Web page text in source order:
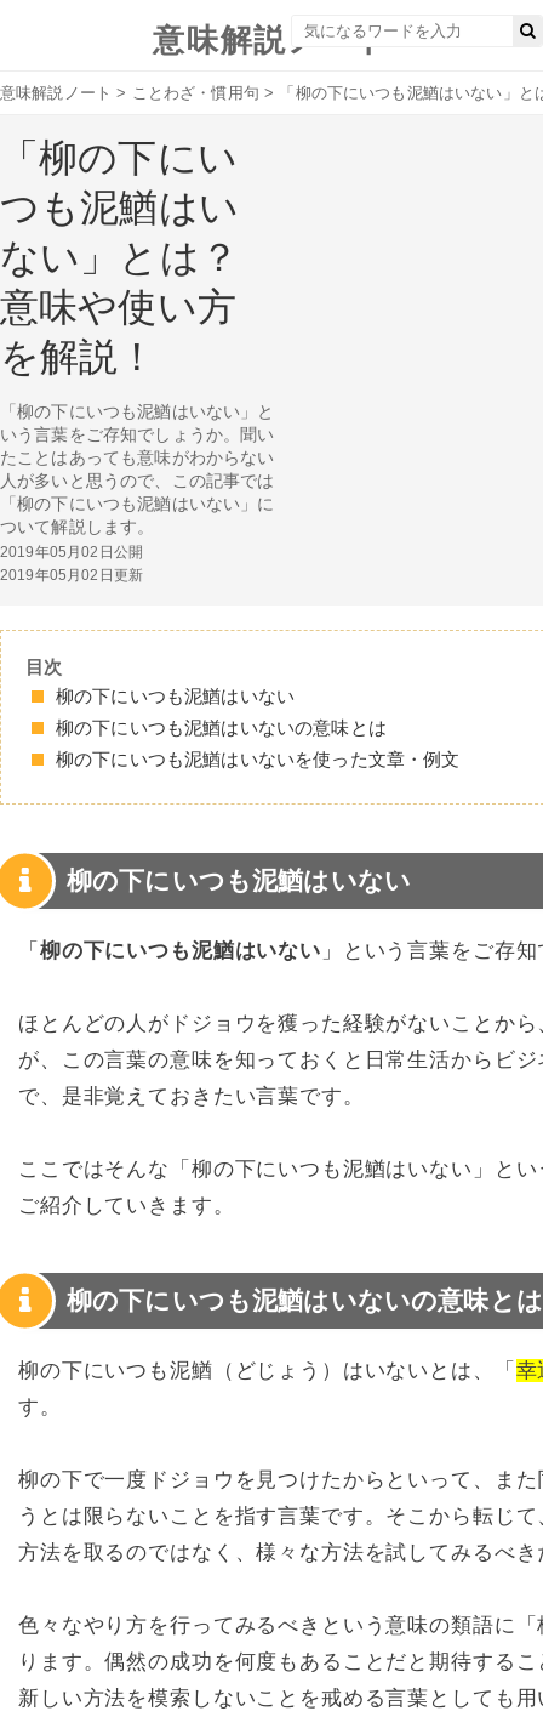
意味解説ノート
意味解説ノート > ことわざ・慣用句 > 「柳の下にいつも泥鰌はいない」
「柳の下にい
つも泥鰌はい
ない」とは？
意味や使い方
を解説！
「柳の下にいつも泥鰌はいない」と
いう言葉をご存知でしょうか。聞い
たことはあっても意味がわからない
人が多いと思うので、この記事では
「柳の下にいつも泥鰌はいない」に
ついて解説します。
2019年05月02日公開
2019年05月02日更新
目次
柳の下にいつも泥鰌はいない
柳の下にいつも泥鰌はいないの意味とは
柳の下にいつも泥鰌はいないを使った文章・例文
柳の下にいつも泥鰌はいない
「 柳の下にいつも泥鰌はいない 」という言葉をご存
ほとんどの人がドジョウを獲った経験がないことか
が、この言葉の意味を知っておくと日常生活からビ
で、是非覚えておきたい言葉です。
ここではそんな「柳の下にいつも泥鰌はいない」と
ご紹介していきます。
柳の下にいつも泥鰌はいないの意味とは
柳の下にいつも泥鰌（どじょう）はいないとは、「 幸
す。
柳の下で一度ドジョウを見つけたからといって、ま
うとは限らないことを指す言葉です。そこから転じ
方法を取るのではなく、様々な方法を試してみるべ
色々なやり方を行ってみるべきという意味の類語に
ります。偶然の成功を何度もあることだと期待する
新しい方法を模索しないことを戒める言葉としても